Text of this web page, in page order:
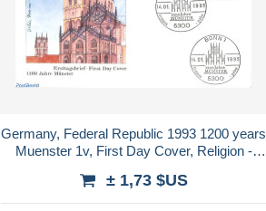
Germany, Federal Republic 1993 1200 years
Muenster 1v, First Day Cover, Religion -
± 1,73 $US